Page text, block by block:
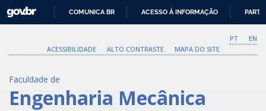
O
CONTEÚDO
GOVBR
COMUNICA BR ACESSO À INFORMAÇÃO
PT
EN
ACESSIBILIDADE
ALTO CONTRASTE MAPA DO SITE
Faculdade de
Engenharia Mecânica